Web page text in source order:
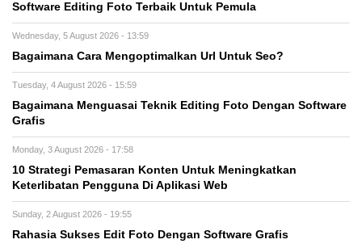
Software Editing Foto Terbaik Untuk Pemula
Wednesday, 5 August 2026 - 13:59
Bagaimana Cara Mengoptimalkan Url Untuk Seo?
Tuesday, 4 August 2026 - 15:59
Bagaimana Menguasai Teknik Editing Foto Dengan Software
Grafis
Monday, 3 August 2026 - 17:58
10 Strategi Pemasaran Konten Untuk Meningkatkan
Keterlibatan Pengguna Di Aplikasi Web
Sunday, 2 August 2026 - 19:55
Rahasia Sukses Edit Foto Dengan Software Grafis